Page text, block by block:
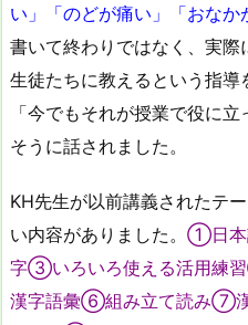
い」「のどが痛い」「おなか
書いて終わりではなく、実
生徒たちに教えるという指導
「今でもそれが授業で役に
そうに話されました。
KH先生が以前講義されたテ
い内容がありました。 ①日本
字③いろいろ使える活用練
漢字語彙⑥組み立て読み⑦